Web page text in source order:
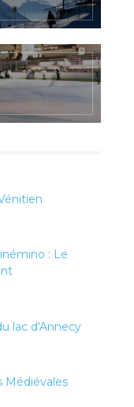
: Le
lac d'Annecy
Médiévales